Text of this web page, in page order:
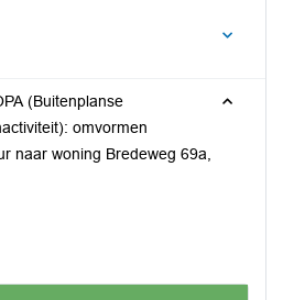
(Buitenplanse
omvormen
naar woning Bredeweg 69a,